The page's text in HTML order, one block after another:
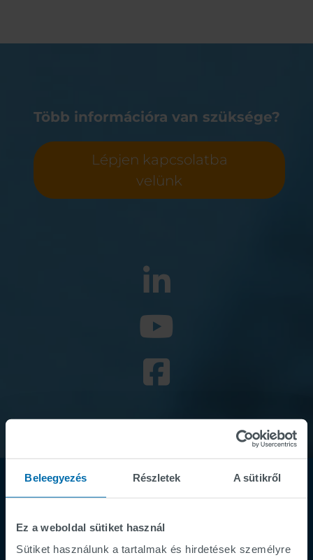
Beleegyezés Részletek A sütikről
Ez a weboldal sütiket használ
Sütiket használunk a tartalmak és hirdetések személyre
Finland
France
Moldavia
Netherlands
Norway
Romania
Slovenia
Spain
Switzerland
Kosovo
Ukraine
Több információra van szüksége?
Lépjen kapcsolatba
velünk